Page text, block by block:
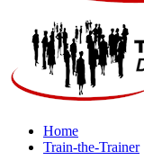
Home
Train-the-Trainer